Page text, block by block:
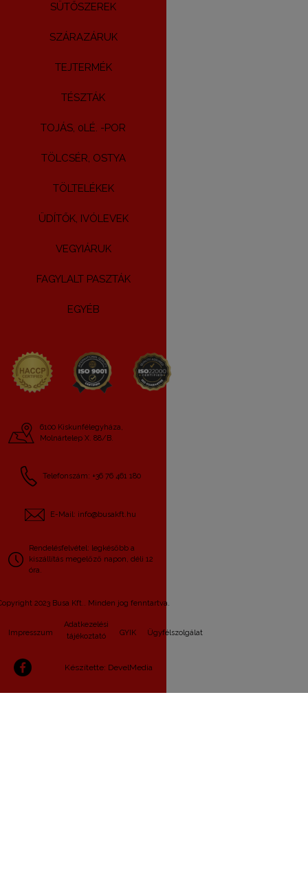
SÜTŐSZEREK
SZÁRAZÁRUK
TEJTERMÉK
TÉSZTÁK
TOJÁS, 0LÉ. -POR
TÖLCSÉR, OSTYA
TÖLTELÉKEK
ÜDÍTŐK, IVÓLEVEK
VEGYIÁRUK
FAGYLALT PASZTÁK
EGYÉB
6100 Kiskunfélegyháza,
Molnártelep X. 88/B.
Telefonszám: +36 76 461 180
E-Mail: info@busakft.hu
Rendelésfelvétel: legkésőbb a
kiszállítás megelőző napon, déli 12
óra.
2023 Busa Kft.. Minden jog fenntartva.
Impresszum
Adatkezelési
tájékoztató GYIK Ügyfélszolgálat
Készítette: DevelMedia